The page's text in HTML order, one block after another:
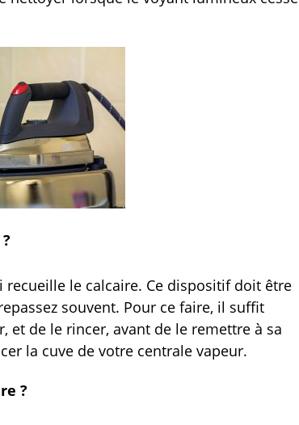
le calcaire. Ce dispositif doit être
souvent. Pour ce faire, il suffit
et de le rincer, avant de le remettre à sa
la cuve de votre centrale vapeur.
?